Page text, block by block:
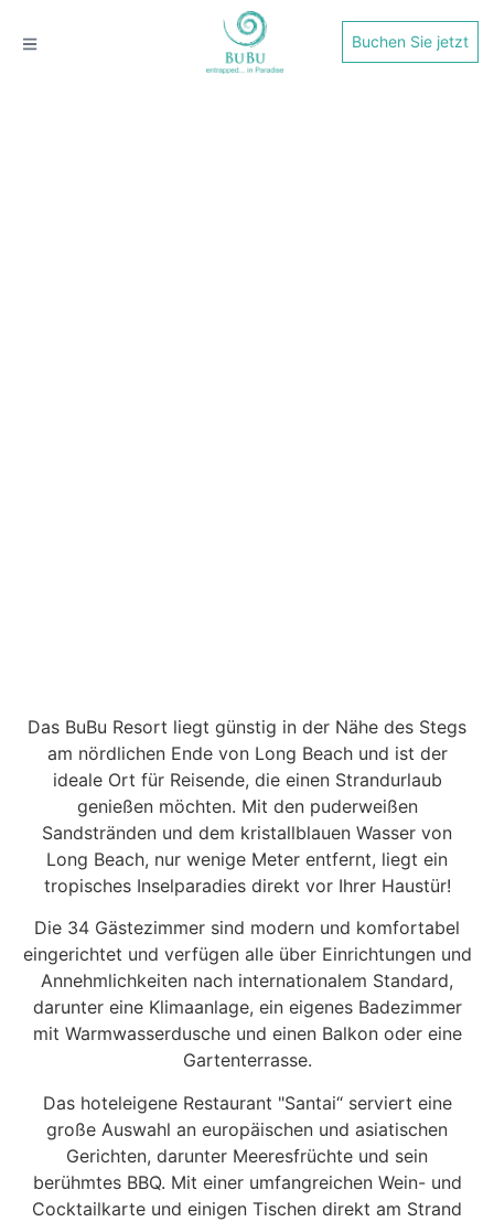
Buchen Sie jetzt
Das BuBu Resort liegt günstig in der Nähe des Stegs
am nördlichen Ende von Long Beach und ist der
ideale Ort für Reisende, die einen Strandurlaub
genießen möchten. Mit den puderweißen
Sandstränden und dem kristallblauen Wasser von
Long Beach, nur wenige Meter entfernt, liegt ein
tropisches Inselparadies direkt vor Ihrer Haustür!
Die 34 Gästezimmer sind modern und komfortabel
eingerichtet und verfügen alle über Einrichtungen und
Annehmlichkeiten nach internationalem Standard,
darunter eine Klimaanlage, ein eigenes Badezimmer
mit Warmwasserdusche und einen Balkon oder eine
Gartenterrasse.
Das hoteleigene Restaurant "Santai“ serviert eine
große Auswahl an europäischen und asiatischen
Gerichten, darunter Meeresfrüchte und sein
berühmtes BBQ. Mit einer umfangreichen Wein- und
Cocktailkarte und einigen Tischen direkt am Strand